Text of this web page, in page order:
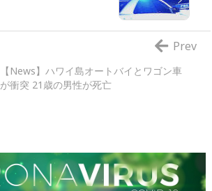
【News】ハワイ島オートバイとワゴン車
が衝突 21歳の男性が死亡
Prev